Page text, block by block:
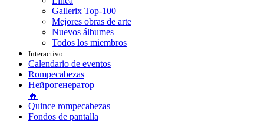
Gallerix Top-100
Mejores obras de arte
Nuevos álbumes
Todos los miembros
Interactivo
Calendario de eventos
Rompecabezas
Нейрогенератор
🔥
Quince rompecabezas
Fondos de pantalla